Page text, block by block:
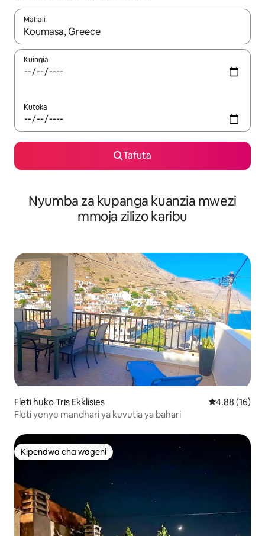
Mahali
Wakati matokeo yanapatikana, vinjari kwa kutumia vitufe vya
Kuingia
Kutoka
Tafuta
Nyumba za kupanga kuanzia mwezi
mmoja zilizo karibu
Fleti huko Tris Ekklisies Ukadiriaji wa
4.88 (16)
Fleti yenye mandhari ya kuvutia ya bahari
Kipendwa cha wageni
Kipendwa cha wageni